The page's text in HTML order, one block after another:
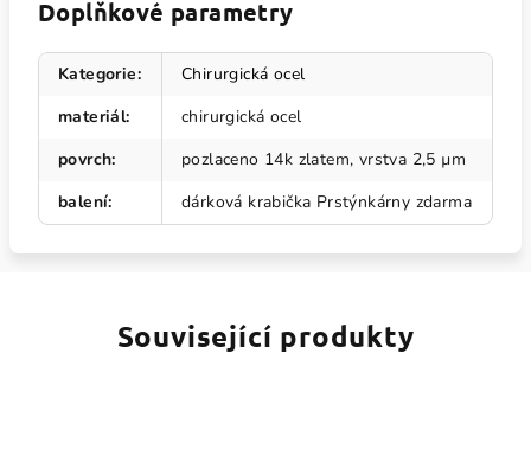
Doplňkové parametry
Kategorie:
Chirurgická ocel
materiál:
chirurgická ocel
povrch:
pozlaceno 14k zlatem, vrstva 2,5 µm
balení: dárková krabička Prstýnkárny zdarma
Související produkty